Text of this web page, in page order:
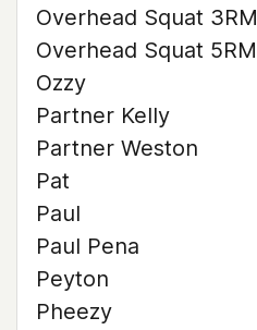
Overhead Squat 3RM
Overhead Squat 5RM
Ozzy
Partner Kelly
Partner Weston
Pat
Paul
Paul Pena
Peyton
Pheezy